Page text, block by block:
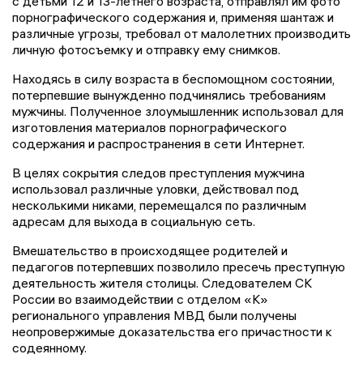
порнографического содержания и, применяя шантаж и
различные угрозы, требовал от малолетних производить
личную фотосъемку и отправку ему снимков.
Находясь в силу возраста в беспомощном состоянии,
потерпевшие вынужденно подчинялись требованиям
мужчины. Полученное злоумышленник использовал для
изготовления материалов порнографического
содержания и распространения в сети Интернет.
В целях сокрытия следов преступления мужчина
использовал различные уловки, действовал под
несколькими никами, перемещался по различным
адресам для выхода в социальную сеть.
Вмешательство в происходящее родителей и
педагогов потерпевших позволило пресечь преступную
деятельность жителя столицы. Следователем СК
России во взаимодействии с отделом «К»
регионального управления МВД были получены
неопровержимые доказательства его причастности к
содеянному.